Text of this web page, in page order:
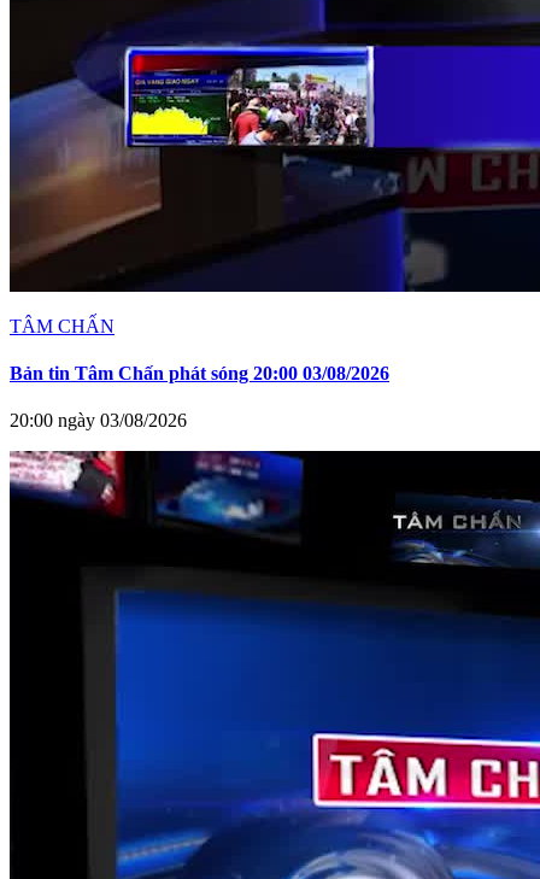
TÂM CHẤN
Bản tin Tâm Chấn phát sóng 20:00 03/08/2026
20:00 ngày 03/08/2026